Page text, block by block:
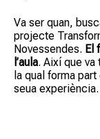
Va ser quan,
projecte
Novessendes. El
l’aula. Així que
la qual forma
seua experiència.